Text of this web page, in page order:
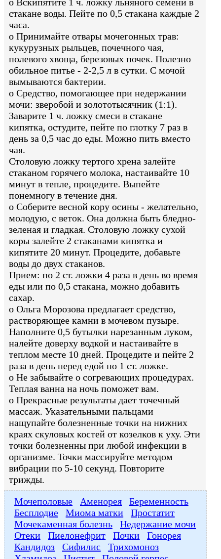
стакане воды. Пейте по 0,5 стакана каждые 2
часа.
o Принимайте отвары мочегонных трав:
кукурузных рыльцев, почечного чая,
полевого хвоща, березовых почек. Полезно
обильное питье - 2-2,5 л в сутки. С мочой
вымываются бактерии.
o Средство, помогающее при недержании
мочи: зверобой и золототысячник (1:1).
Заварите 1 ч. ложку смеси в стакане
кипятка, остудите, пейте по глотку 7 раз в
день за 0,5 час до еды. Можно пить вместо
чая.
Столовую ложку тертого хрена залейте
стаканом горячего молока, настаивайте 10
минут в тепле, процедите. Выпейте
понемногу в течение дня.
o Соберите весной кору осины - желательно,
молодую, с веток. Она должна быть бледно-
зеленая и гладкая. Столовую ложку сухой
коры залейте 2 стаканами кипятка и
кипятите 20 минут. Процедите, добавьте
воды до двух стаканов.
Прием: по 2 ст. ложки 4 раза в день во время
еды или по 0,5 стакана, можно добавить
сахар.
o Ольга Морозова предлагает средство,
растворяющее камни в мочевом пузыре.
Наполните 0,5 бутылки нарезанным луком,
налейте доверху водкой и настаивайте в
теплом месте 10 дней. Процедите и пейте 2
раза в день перед едой по 1 ст. ложке.
o Не забывайте о согревающих процедурах.
Теплая ванна на ночь поможет вам.
o Прекрасные результаты дает точечный
массаж. Указательными пальцами
нащупайте болезненные точки на нижних
краях скуловых костей от козелков к уху. Эти
точки болезненны при любой инфекции в
организме. Точки массируйте методом
вибрации по 5-10 секунд. Повторите
трижды.
Мочеполовые
Аменорея
Беременность
Бесплодие
Миома матки
Простатит
Мочекаменная болезнь
Недержание мочи
Отеки
Пиелонефрит Почки
Гонорея
Кандидоз
Сифилис
Трихомоноз